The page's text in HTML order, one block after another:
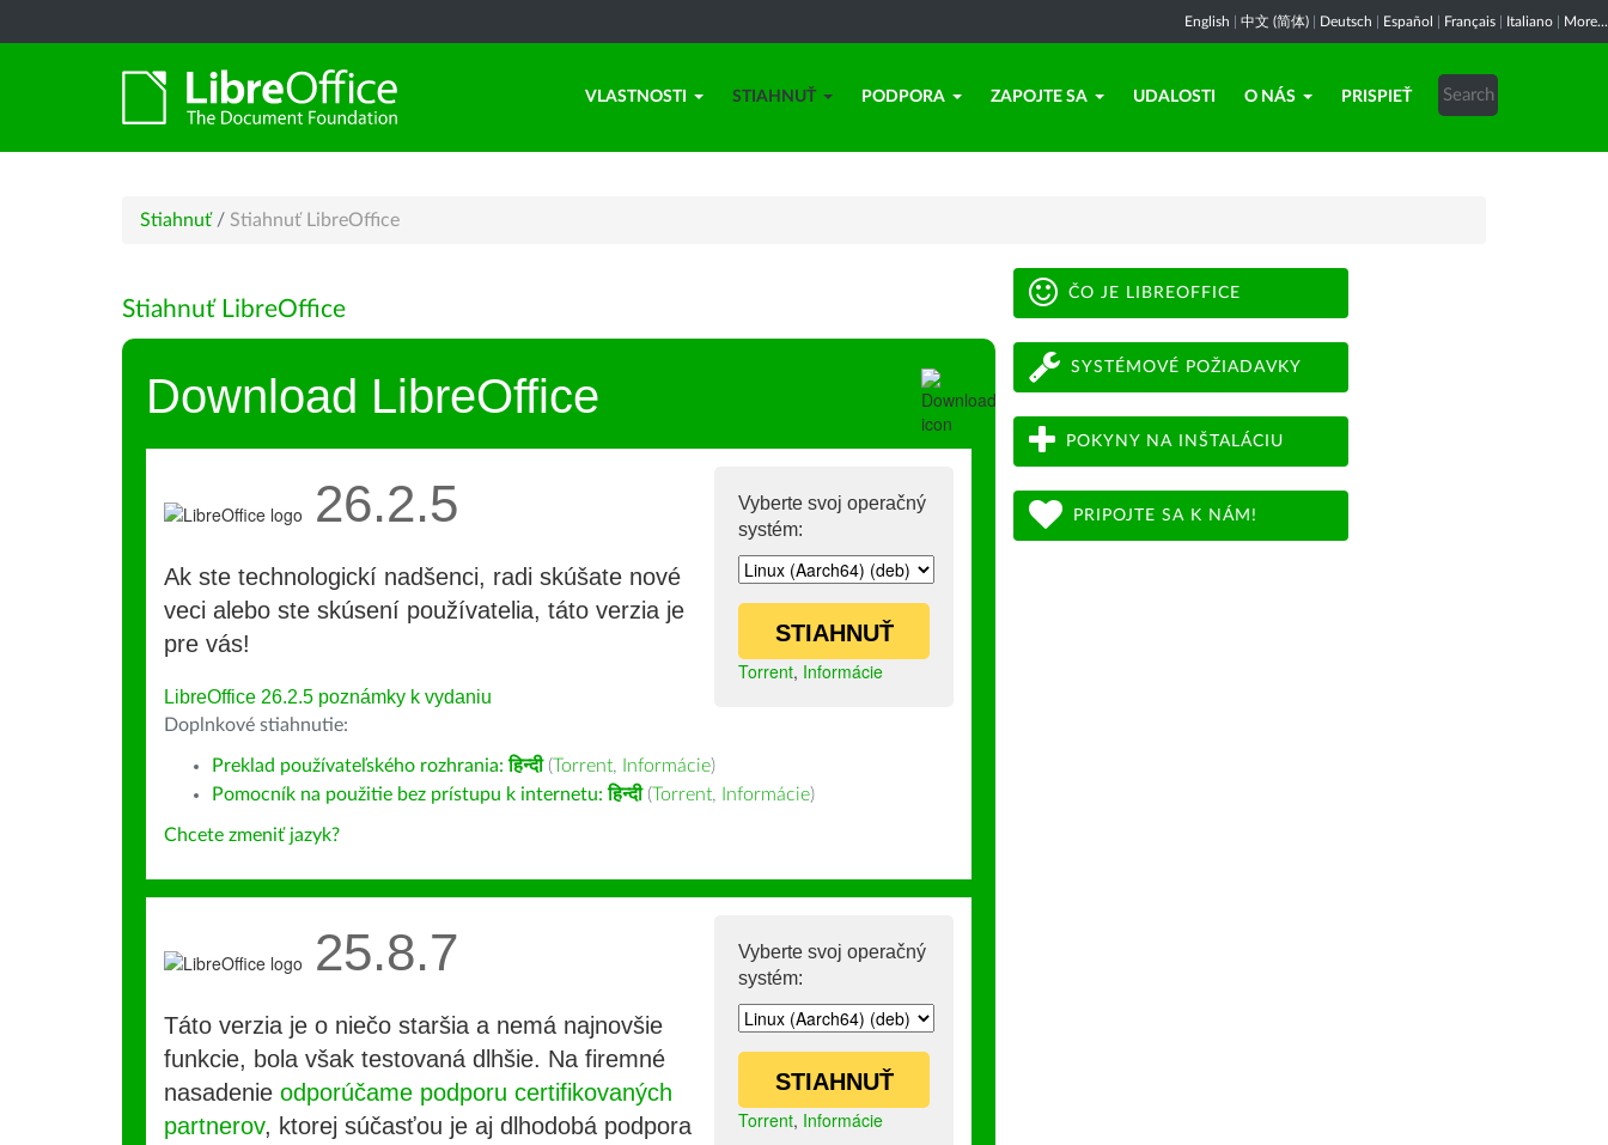
English 中文 (简体) Deutsch Español Français Italiano More...
VLASTNOSTI STIAHNUŤ PODPORA ZAPOJTE SA UDALOSTI O NÁS PRISPIEŤ
Stiahnuť / Stiahnuť LibreOffice
Stiahnuť LibreOffice
Download LibreOffice
Vyberte svoj operačný
systém:
STIAHNUŤ
Torrent, Informácie
26.2.5
Ak ste technologickí nadšenci, radi skúšate nové
veci alebo ste skúsení používatelia, táto verzia je
pre vás!
LibreOffice 26.2.5 poznámky k vydaniu
Doplnkové stiahnutie:
Preklad používateľského rozhrania:हिन्दी (Torrent, Informácie)
Pomocník na použitie bez prístupu k internetu:हिन्दी (Torrent, Informácie)
Chcete zmeniť jazyk?
Vyberte svoj operačný
systém:
STIAHNUŤ
Torrent, Informácie
25.8.7
Táto verzia je o niečo staršia a nemá najnovšie
funkcie, bola však testovaná dlhšie. Na firemné
nasadenie odporúčame podporu certifikovaných
partnerov, ktorej súčasťou je aj dlhodobá podpora
ČO JE LIBREOFFICE
SYSTÉMOVÉ POŽIADAVKY
POKYNY NA INŠTALÁCIU
PRIPOJTE SA K NÁM!